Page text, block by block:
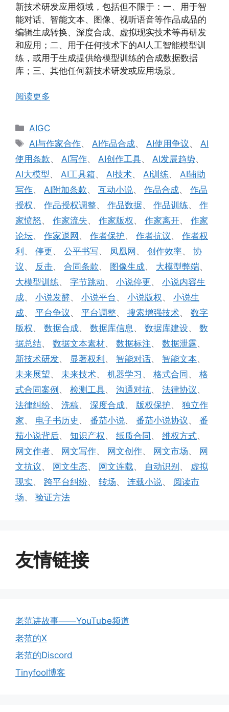
新技术研发应用领域，包括但不限于：一、用于智
能对话、智能文本、图像、视听语音等作品成品的
编辑生成转换、深度合成、虚拟现实技术等再研发
和应用；二、用于任何技术下的AI人工智能模型训
练，或用于生成提供给模型训练的合成数据数据
库；三、其他任何新技术研发或应用场景。
阅读更多
分
类
AIGC
标
签
AI与作家合作、AI作品合成、AI使用争议 、AI
使用条款、 AI写作、 AI创作工具、 AI发展趋势、
AI大模型、 AI工具箱、 AI技术、 AI训练、 AI辅助
写作、 AI附加条款、 互动小说、 作品合成、 作品
授权 、 作品授权调整、 作品数据、 作品训练、 作
家愤怒、 作家流失、 作家版权 、 作家离开、 作家
论坛、 作家退网 、 作者保护、 作者抗议 、 作者权
利 、 停更、 公平书写、 凤凰网 、 创作效率、 协
议 、 反击、 合同条款、 图像生成、 大模型弊端、
大模型训练、 字节跳动、 小说停更、 小说内容生
成、 小说发酵、 小说平台 、 小说版权 、 小说生
成、 平台争议 、 平台调整、 搜索增强技术、 数字
版权 、 数据合成、 数据库信息、 数据库建设、 数
据总结、 数据文本素材、 数据标注、 数据泄露、
新技术研发、 显著权利 、 智能对话、 智能文本、
未来展望、 未来技术、 机器学习 、 格式合同 、 格
式合同案例 、 检测工具、 沟通对抗、 法律协议 、
法律纠纷、 洗稿、 深度合成、 版权保护、 独立作
家、 电子书历史 、 番茄小说、 番茄小说协议 、 番
茄小说背后、 知识产权 、 纸质合同 、 维权方式、
网文作者、 网文写作、 网文创作、 网文市场、 网
文抗议 、 网文生态、 网文连载、 自动识别 、 虚拟
现实、 跨平台纠纷、 转场、 连载小说、 阅读市
场、 验证方法
友情链接
老范讲故事——YouTube频道
老范的X
老范的Discord
Tinyfool博客